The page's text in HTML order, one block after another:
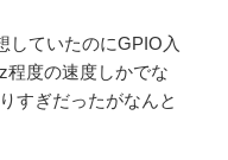
していたのにGPIO入
程度の速度しかでな
すぎだったがなんと